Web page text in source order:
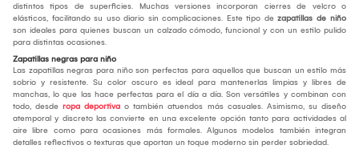
distintos tipos de superficies. Muchas versiones incorporan cierres de velcro o
elásticos, facilitando su uso diario sin complicaciones. Este tipo de zapatillas de niño
son ideales para quienes buscan un calzado cómodo, funcional y con un estilo pulido
para distintas ocasiones.
Zapatillas negras para niño
Las zapatillas negras para niño son perfectas para aquellos que buscan un estilo más
sobrio y resistente. Su color oscuro es ideal para mantenerlas limpias y libres de
manchas, lo que las hace perfectas para el día a día. Son versátiles y combinan con
todo, desde ropa deportiva o también atuendos más casuales. Asimismo, su diseño
atemporal y discreto las convierte en una excelente opción tanto para actividades al
aire libre como para ocasiones más formales. Algunos modelos también integran
detalles reflectivos o texturas que aportan un toque moderno sin perder sobriedad.